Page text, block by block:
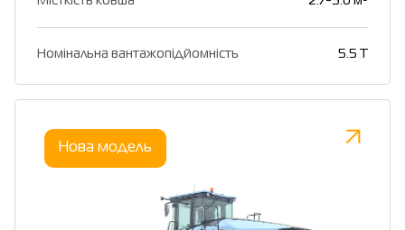
Номінальна вантажопідйомність 5.5 T
Нова модель